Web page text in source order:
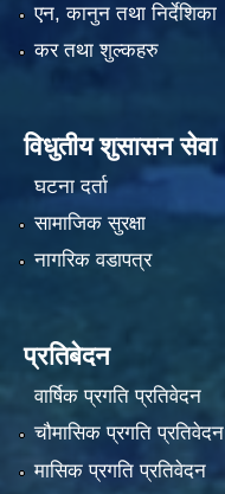
एन, कानुन तथा निर्देशिका
कर तथा शुल्कहरु
विधुतीय शुसासन सेवा
घटना दर्ता
सामाजिक सुरक्षा
नागरिक वडापत्र
प्रतिबेदन
वार्षिक प्रगति प्रतिवेदन
चौमासिक प्रगति प्रतिवेदन
मासिक प्रगति प्रतिवेदन